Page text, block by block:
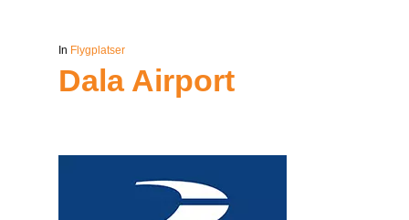
In Flygplatser
Dala Airport